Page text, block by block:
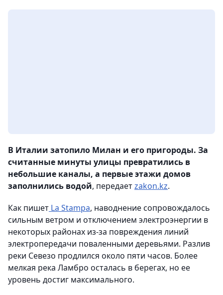
В Италии затопило Милан и его пригороды. За
считанные минуты улицы превратились в
небольшие каналы, а первые этажи домов
заполнились водой, передаетzakon.kz.
Как пишет La Stampa, наводнение сопровождалось
сильным ветром и отключением электроэнергии в
некоторых районах из-за повреждения линий
электропередачи поваленными деревьями. Разлив
реки Севезо продлился около пяти часов. Более
мелкая река Ламбро осталась в берегах, но ее
уровень достиг максимального.